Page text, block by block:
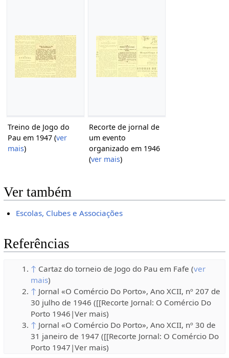
Treino de Jogo do
Pau em 1947 (ver
mais)
Recorte de jornal de
um evento
organizado em 1946
(ver mais)
Ver também
Escolas, Clubes e Associações
Referências
↑ Cartaz do torneio de Jogo do Pau em Fafe (ver
mais)
↑ Jornal «O Comércio Do Porto», Ano XCII, nº 207 de
30 julho de 1946 ([[Recorte Jornal: O Comércio Do
Porto 1946|Ver mais)
↑ Jornal «O Comércio Do Porto», Ano XCII, nº 30 de
31 janeiro de 1947 ([[Recorte Jornal: O Comércio Do
Porto 1947|Ver mais)